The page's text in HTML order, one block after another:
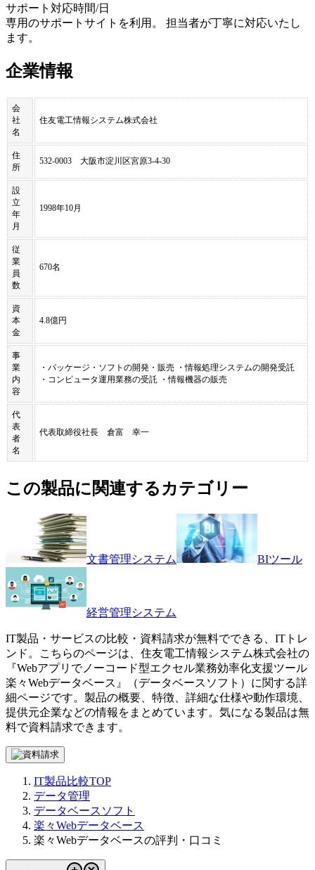
サポート対応時間/日
専用のサポートサイトを利用。 担当者が丁寧に対応いたし
ます。
企業情報
会
社
名
住友電工情報システム株式会社
住
所
532-0003 大阪市淀川区宮原3-4-30
設
立
年
月
1998年10月
従
業
員
数
670名
資
本
金
4.8億円
事
業
内
容
・パッケージ・ソフトの開発・販売 ・情報処理システムの開発受託
・コンピュータ運用業務の受託 ・情報機器の販売
代
表
者
名
代表取締役社長 倉富 幸一
この製品に関連するカテゴリー
文書管理システム BIツール
経営管理システム
IT製品・サービスの比較・資料請求が無料でできる、ITトレ
ンド。こちらのページは、 住友電工情報システム株式会社の
『Webアプリでノーコード型エクセル業務効率化支援ツール
楽々Webデータベース 』（データベースソフト ）に関する詳
細ページです。製品の概要、特徴、詳細な仕様や動作環境、
提供元企業などの情報をまとめています。気になる製品は無
料で資料請求できます。
IT製品比較TOP
データ管理
データベースソフト
楽々Webデータベース
楽々Webデータベースの評判・口コミ